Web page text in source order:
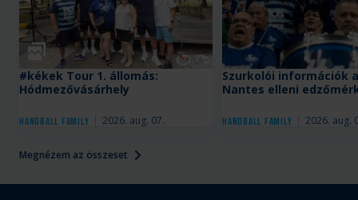
Megnézem az összeset
Galéria
Handball Family 2026. aug. 07.
#kékek Tour 1. állomás:
Hódmezővásárhely
Handball Family 2026. aug.
Szurkolói információk a
Nantes elleni